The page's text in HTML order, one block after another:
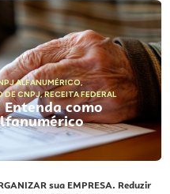
ALFANUMÉRICO,
DE CNPJ,RECEITA FEDERAL
como
sua EMPRESA. Reduzir